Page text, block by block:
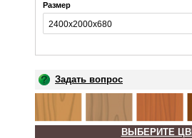
Размер
Задать вопрос
ВЫБЕРИТЕ